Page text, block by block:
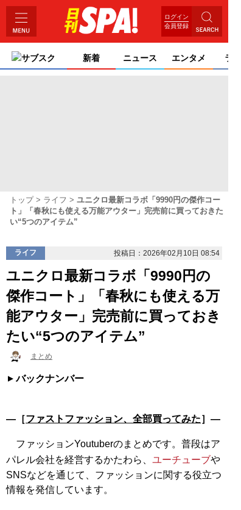
ログイン
会員登録
サブスク 新着 ニュース エンタメ ライ
トップ ライフ
ユニクロ最新コラボ「9990円の傑作コー
ト」「春秋にも使える万能アウター」完売前に買っておきた
い“5つのアイテム”
ライフ 投稿日：2026年02月10日 08:54
ユニクロ最新コラボ「9990円の
傑作コート」「春秋にも使える万
能アウター」完売前に買っておき
たい“5つのアイテム”
まとめ
バックナンバー
―［ファストファッション、全部買ってみた］―
ファッションYoutuberのまとめです。普段はア
パレル会社を経営するかたわら、 ユーチューブや
SNSなどを通じて、ファッションに関する役立つ
情報を発信しています。